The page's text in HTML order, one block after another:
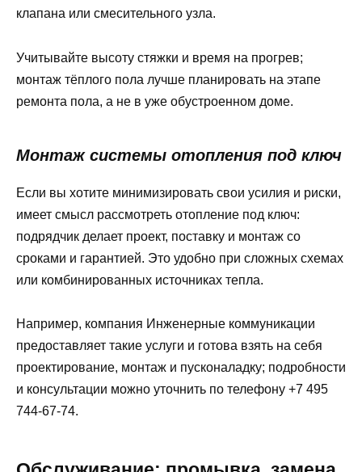
клапана или смесительного узла.
Учитывайте высоту стяжки и время на прогрев;
монтаж тёплого пола лучше планировать на этапе
ремонта пола, а не в уже обустроенном доме.
Монтаж системы отопления под ключ
Если вы хотите минимизировать свои усилия и риски,
имеет смысл рассмотреть отопление под ключ:
подрядчик делает проект, поставку и монтаж со
сроками и гарантией. Это удобно при сложных схемах
или комбинированных источниках тепла.
Например, компания Инженерные коммуникации
предоставляет такие услуги и готова взять на себя
проектирование, монтаж и пусконаладку; подробности
и консультации можно уточнить по телефону +7 495
744-67-74.